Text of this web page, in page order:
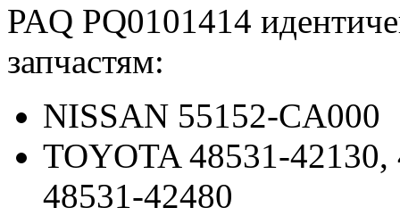
PAQ PQ0101414
запчастям:
NISSAN 55152-CA000
TOYOTA 48531-
48531-42480